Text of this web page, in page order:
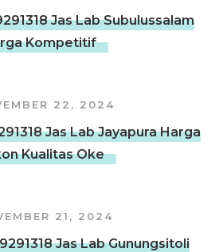
Jas Lab Subulussalam
Kompetitif
22, 2024
Jas Lab Jayapura Harga
Kualitas Oke
21, 2024
Jas Lab Gunungsitoli